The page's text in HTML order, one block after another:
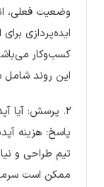
وضعیت فعلی،
ایده‌پردازی
کسب‌وکار
این روند
۲. پرسش: آیا آپدیت لوگو هزینه بالایی دارد؟
پاسخ: هزینه
تیم طراحی و
ممکن است